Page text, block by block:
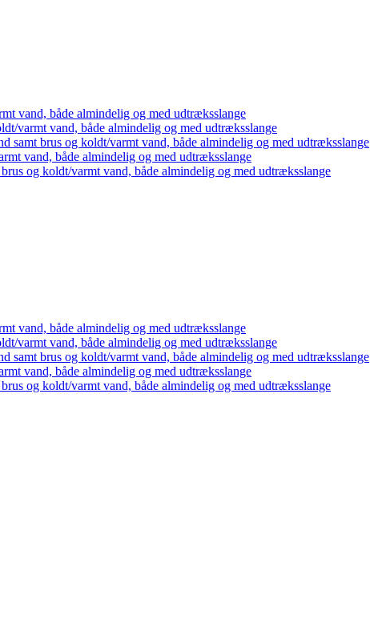
vand, både almindelig og med udtræksslange
varmt vand, både almindelig og med udtræksslange
samt brus og koldt/varmt vand, både almindelig og med udtræksslange
vand, både almindelig og med udtræksslange
og koldt/varmt vand, både almindelig og med udtræksslange
vand, både almindelig og med udtræksslange
varmt vand, både almindelig og med udtræksslange
samt brus og koldt/varmt vand, både almindelig og med udtræksslange
vand, både almindelig og med udtræksslange
og koldt/varmt vand, både almindelig og med udtræksslange